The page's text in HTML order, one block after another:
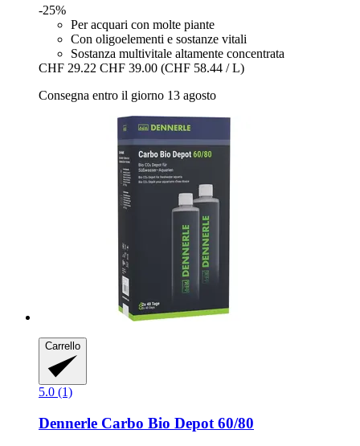
-25%
Per acquari con molte piante
Con oligoelementi e sostanze vitali
Sostanza multivitale altamente concentrata
CHF 29.22 CHF 39.00 (CHF 58.44 / L)
Consegna entro il giorno 13 agosto
Carrello
5.0 (1)
Dennerle Carbo Bio Depot 60/80